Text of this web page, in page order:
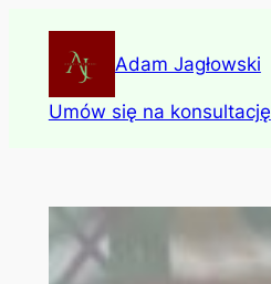
content
Adam Jagłowski
Umów się na konsultację